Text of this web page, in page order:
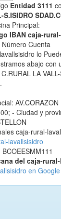
Entidad 3111
Principal:
IBAN caja-
Cuenta
lo
abajo con
LA
AV.CORAZON
- Ciudad y
caja-rural-
lavallsisidro
del caja-
en Google